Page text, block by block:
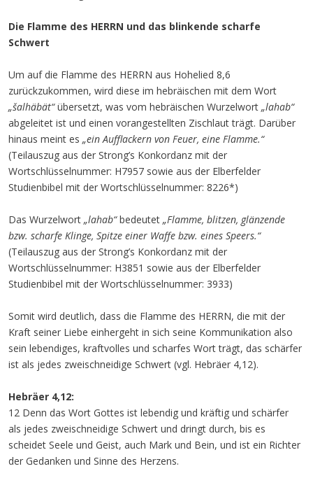
Die Flamme des HERRN und das blinkende scharfe
Schwert
Um auf die Flamme des HERRN aus Hohelied 8,6
zurückzukommen, wird diese im hebräischen mit dem Wort
„šalhäbät“übersetzt, was vom hebräischen Wurzelwort „lahab“
abgeleitet ist und einen vorangestellten Zischlaut trägt. Darüber
hinaus meint es „ein Aufflackern von Feuer, eine Flamme.“
(Teilauszug aus der Strong’s Konkordanz mit der
Wortschlüsselnummer: H7957 sowie aus der Elberfelder
Studienbibel mit der Wortschlüsselnummer: 8226*)
Das Wurzelwort „lahab“bedeutet „Flamme, blitzen, glänzende
bzw. scharfe Klinge, Spitze einer Waffe bzw. eines Speers.“
(Teilauszug aus der Strong’s Konkordanz mit der
Wortschlüsselnummer: H3851 sowie aus der Elberfelder
Studienbibel mit der Wortschlüsselnummer: 3933)
Somit wird deutlich, dass die Flamme des HERRN, die mit der
Kraft seiner Liebe einhergeht in sich seine Kommunikation also
sein lebendiges, kraftvolles und scharfes Wort trägt, das schärfer
ist als jedes zweischneidige Schwert (vgl. Hebräer 4,12).
Hebräer 4,12:
12 Denn das Wort Gottes ist lebendig und kräftig und schärfer
als jedes zweischneidige Schwert und dringt durch, bis es
scheidet Seele und Geist, auch Mark und Bein, und ist ein Richter
der Gedanken und Sinne des Herzens.